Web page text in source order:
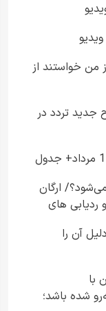
من خواستند از
جدید تردد در
ارگان
ردیابی های
و دلیل آن را
با
شده باشد؛